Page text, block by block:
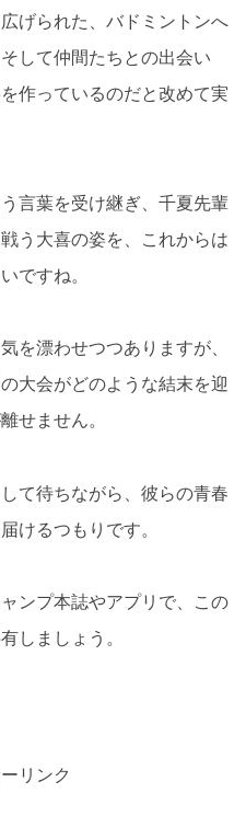
げられた、バドミントンへ
して仲間たちとの出会い
作っているのだと改めて実
言葉を受け継ぎ、千夏先輩
う大喜の姿を、これからは
ですね。
を漂わせつつありますが、
大会がどのような結末を迎
せません。
て待ちながら、彼らの青春
けるつもりです。
ンプ本誌やアプリで、この
しましょう。
リンク